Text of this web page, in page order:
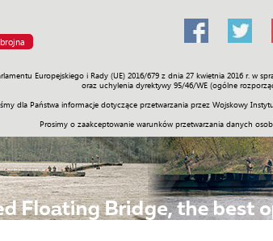
Europejskiego i Rady (UE) 2016/679 z dnia 27 kwietnia 2016 r.
oraz uchylenia dyrektywy 95/46/WE (ogólne
dla Państwa informacje dotyczące przetwarzania przez Wojskowy
Prosimy o zaakceptowanie warunków przetwarzania danych
Prawo Świat Społeczność Sport